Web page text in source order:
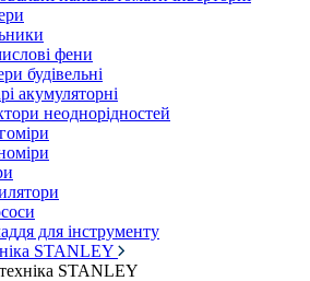
фени
будівельні
акумуляторні
неоднорідностей
для інструменту
STANLEY
STANLEY